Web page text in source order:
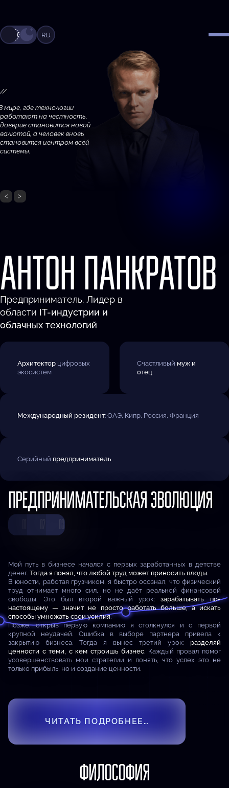
RU
мире, где технологии
работают на честность,
доверие становится новой
валютой, а человек вновь
становится центром всей
системы.
АНТОН ПАНКРАТОВ
Предприниматель. Лидер в
области IT-индустрии и
облачных технологий
Архитектор цифровых
экосистем
Серийный предприниматель
Счастливый муж и
отец
Международный резидент: ОАЭ, Кипр, Россия, Франция
ПРЕДПРИНИМАТЕЛЬСКАЯ ЭВОЛЮЦИЯ
Мой путь в бизнесе начался с первых заработанных в детстве
денег.Тогда я понял, что любой труд может приносить плоды.
В юности, работая грузчиком, я быстро осознал, что физический
труд отнимает много сил, но не даёт реальной финансовой
свободы. Это был второй важный урок:зарабатывать по-
настоящему — значит не просто работать больше, а искать
способы умножать свои усилия.
Позже, открыв первую компанию я столкнулся и с первой
крупной неудачей. Ошибка в выборе партнера привела к
закрытию бизнеса. Тогда я вынес третий урок: разделяй
ценности с теми, с кем строишь бизнес. Каждый провал помог
усовершенствовать мои стратегии и понять, что успех это не
только прибыль, но и создание ценности.
ЧИТАТЬ ПОДРОБНЕЕ…
ФИЛОСОФИЯ